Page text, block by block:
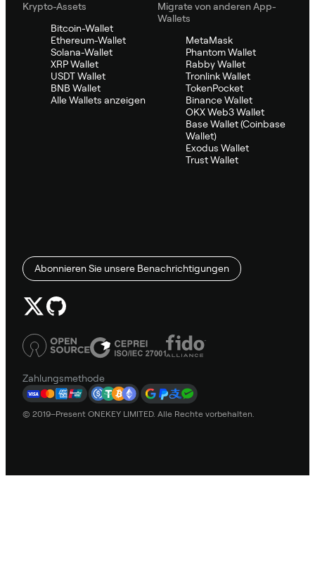
Krypto-Assets
Bitcoin-Wallet
Ethereum-Wallet
Solana-Wallet
XRP Wallet
USDT Wallet
BNB Wallet
Alle Wallets anzeigen
Migrate von anderen App-
Wallets
MetaMask
Phantom Wallet
Rabby Wallet
Tronlink Wallet
TokenPocket
Binance Wallet
OKX Web3 Wallet
Base Wallet (Coinbase
Wallet)
Exodus Wallet
Trust Wallet
Abonnieren Sie unsere Benachrichtigungen
Zahlungsmethode
© 2019–Present ONEKEY LIMITED. Alle Rechte vorbehalten.